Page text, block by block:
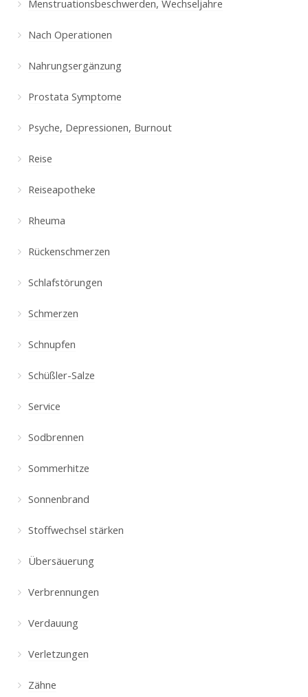
Menstruationsbeschwerden, Wechseljahre
Nach Operationen
Nahrungsergänzung
Prostata Symptome
Psyche, Depressionen, Burnout
Reise
Reiseapotheke
Rheuma
Rückenschmerzen
Schlafstörungen
Schmerzen
Schnupfen
Schüßler-Salze
Service
Sodbrennen
Sommerhitze
Sonnenbrand
Stoffwechsel stärken
Übersäuerung
Verbrennungen
Verdauung
Verletzungen
Zähne